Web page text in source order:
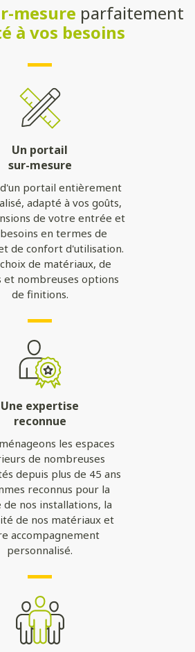
mesure parfaitement
à vos besoins
Un portail
sur-mesure
portail entièrement
adapté à vos goûts,
de votre entrée et
en termes de
de confort d'utilisation.
de matériaux, de
et nombreuses options
de finitions.
Une expertise
reconnue
les espaces
de nombreuses
depuis plus de 45 ans
reconnus pour la
de nos installations, la
de nos matériaux et
accompagnement
personnalisé.